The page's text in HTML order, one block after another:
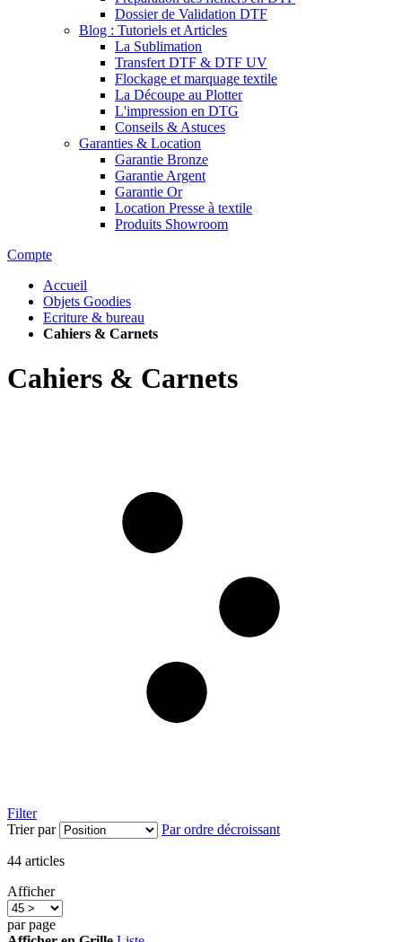
Dossier de Validation DTF
Blog : Tutoriels et Articles
La Sublimation
Transfert DTF & DTF UV
Flockage et marquage textile
La Découpe au Plotter
L'impression en DTG
Conseils & Astuces
Garanties & Location
Garantie Bronze
Garantie Argent
Garantie Or
Location Presse à textile
Produits Showroom
Compte
Accueil
Objets Goodies
Ecriture & bureau
Cahiers & Carnets
Cahiers & Carnets
Filter
Trier par
Par ordre décroissant
44 articles
Afficher
par page